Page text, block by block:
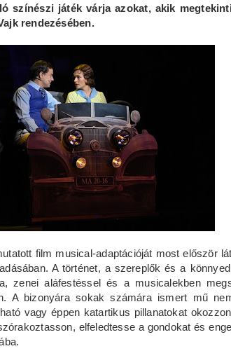
színészi játék várja azokat, akik
rendezésében.
film musical-adaptációját most először
A történet, a szereplők és a
zenei aláfestéssel és a musicalekben
A bizonyára sokak számára ismert mű
vagy éppen katartikus pillanatokat
elfeledtesse a gondokat és